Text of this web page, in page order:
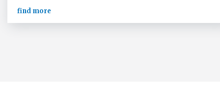
find more